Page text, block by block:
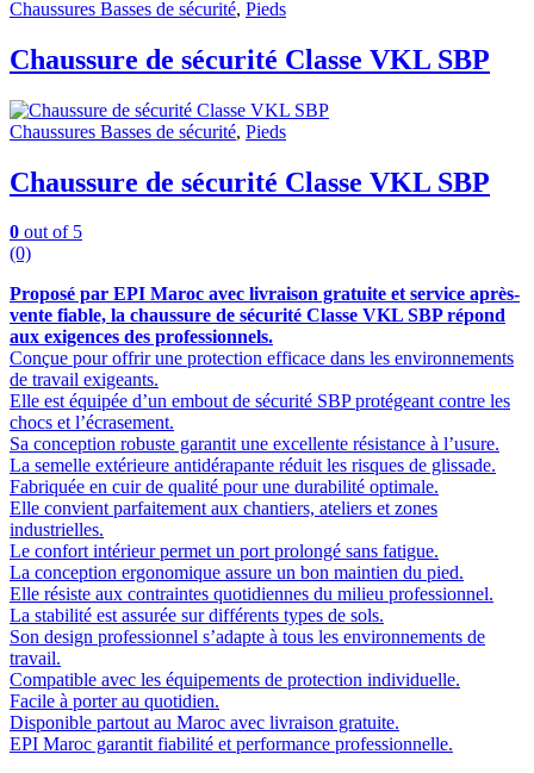
Chaussures Basses de sécurité, Pieds
Chaussure de sécurité Classe VKL SBP
Chaussures Basses de sécurité, Pieds
Chaussure de sécurité Classe VKL SBP
0 out of 5
(0)
Proposé par EPI Maroc avec livraison gratuite et service après-
vente fiable, la chaussure de sécurité Classe VKL SBP répond
aux exigences des professionnels.
Conçue pour offrir une protection efficace dans les environnements
de travail exigeants.
Elle est équipée d’un embout de sécurité SBP protégeant contre les
chocs et l’écrasement.
Sa conception robuste garantit une excellente résistance à l’usure.
La semelle extérieure antidérapante réduit les risques de glissade.
Fabriquée en cuir de qualité pour une durabilité optimale.
Elle convient parfaitement aux chantiers, ateliers et zones
industrielles.
Le confort intérieur permet un port prolongé sans fatigue.
La conception ergonomique assure un bon maintien du pied.
Elle résiste aux contraintes quotidiennes du milieu professionnel.
La stabilité est assurée sur différents types de sols.
Son design professionnel s’adapte à tous les environnements de
travail.
Compatible avec les équipements de protection individuelle.
Facile à porter au quotidien.
Disponible partout au Maroc avec livraison gratuite.
EPI Maroc garantit fiabilité et performance professionnelle.